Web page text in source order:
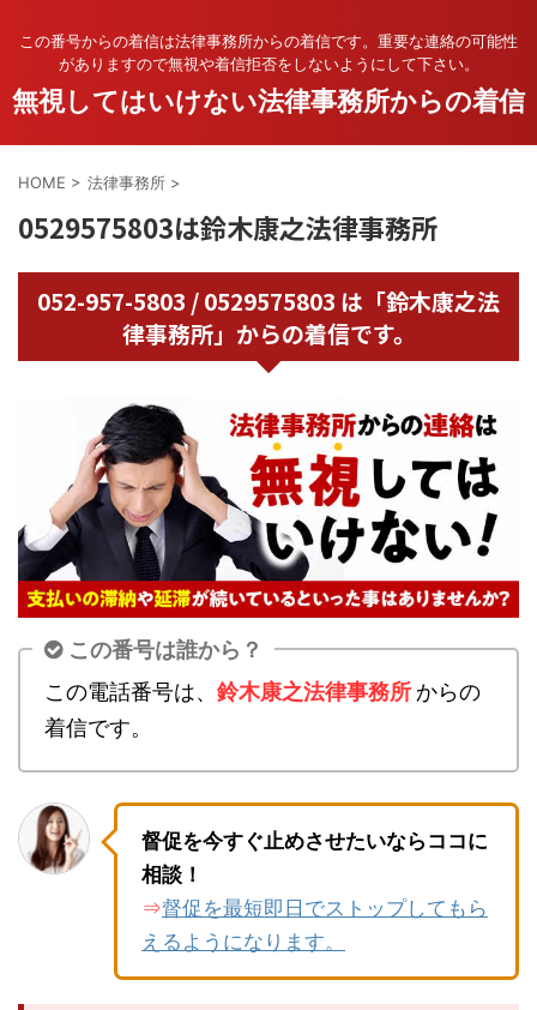
この番号からの着信は法律事務所からの着信です。重要な連絡の可能性
がありますので無視や着信拒否をしないようにして下さい。
無視してはいけない法律事務所からの着信
HOME > 法律事務所 >
0529575803は鈴木康之法律事務所
052-957-5803 / 0529575803 は「鈴木康之法
律事務所」からの着信です。
この番号は誰から？
この電話番号は、 鈴木康之法律事務所からの
着信です。
督促を今すぐ止めさせたいならココに
相談！
⇒督促を最短即日でストップしてもら
えるようになります。